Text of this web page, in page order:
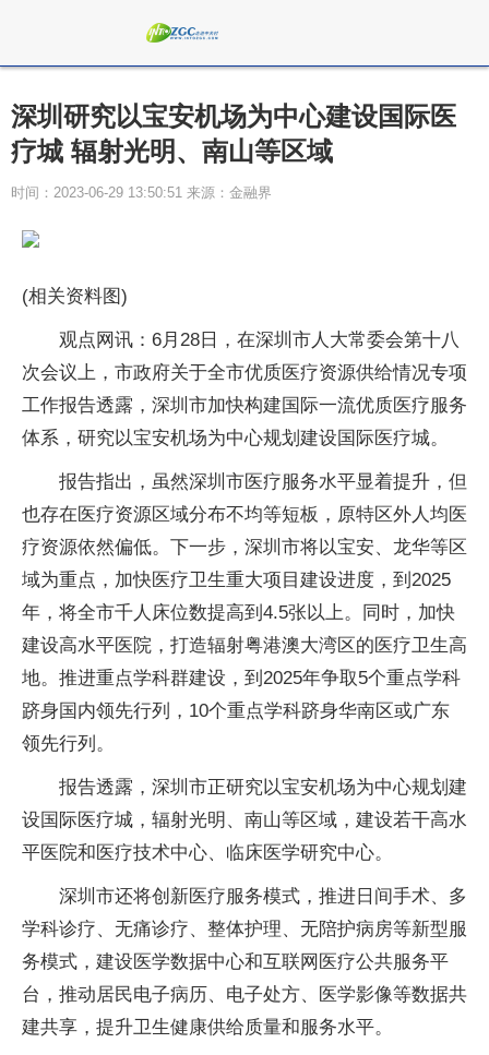
深圳研究以宝安机场为中心建设国际医
疗城 辐射光明、南山等区域
时间：2023-06-29 13:50:51 来源：金融界
(相关资料图)
观点网讯：6月28日，在深圳市人大常委会第十八
次会议上，市政府关于全市优质医疗资源供给情况专项
工作报告透露，深圳市加快构建国际一流优质医疗服务
体系，研究以宝安机场为中心规划建设国际医疗城。
报告指出，虽然深圳市医疗服务水平显着提升，但
也存在医疗资源区域分布不均等短板，原特区外人均医
疗资源依然偏低。下一步，深圳市将以宝安、龙华等区
域为重点，加快医疗卫生重大项目建设进度，到2025
年，将全市千人床位数提高到4.5张以上。同时，加快
建设高水平医院，打造辐射粤港澳大湾区的医疗卫生高
地。推进重点学科群建设，到2025年争取5个重点学科
跻身国内领先行列，10个重点学科跻身华南区或广东
领先行列。
报告透露，深圳市正研究以宝安机场为中心规划建
设国际医疗城，辐射光明、南山等区域，建设若干高水
平医院和医疗技术中心、临床医学研究中心。
深圳市还将创新医疗服务模式，推进日间手术、多
学科诊疗、无痛诊疗、整体护理、无陪护病房等新型服
务模式，建设医学数据中心和互联网医疗公共服务平
台，推动居民电子病历、电子处方、医学影像等数据共
建共享，提升卫生健康供给质量和服务水平。